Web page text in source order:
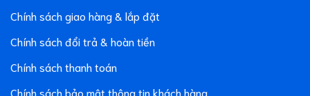
Chính sách giao hàng & lắp đặt
Chính sách đổi trả & hoàn tiền
Chính sách thanh toán
Chính sách bảo mật thông tin khách hàng